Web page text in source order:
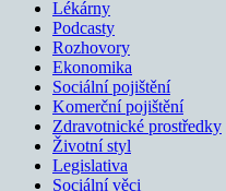
Lékárny
Podcasty
Rozhovory
Ekonomika
Sociální pojištění
Komerční pojištění
Zdravotnické prostředky
Životní styl
Legislativa
Sociální věci